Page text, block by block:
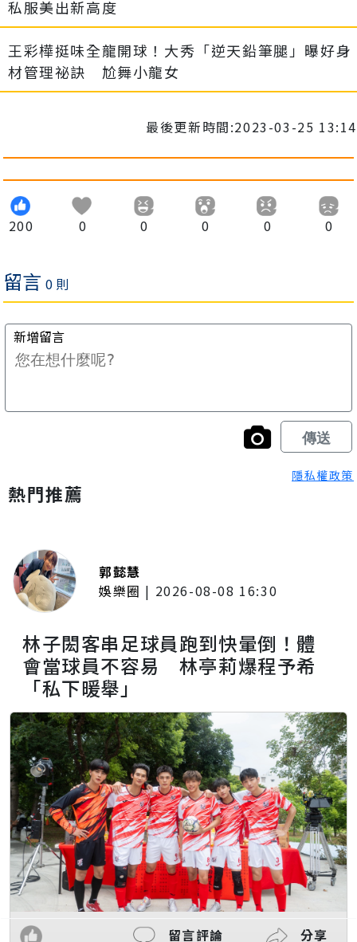
私服美出新高度
王彩樺挺味全龍開球！大秀「逆天鉛筆腿」曝好身
材管理祕訣 尬舞小龍女
最後更新時間:2023-03-25 13:14
200 0 0 0 0 0
隱私權政策
熱門推薦
郭懿慧
娛樂圈 | 2026-08-08 16:30
林子閎客串足球員跑到快暈倒！體
會當球員不容易 林亭莉爆程予希
「私下暖舉」
留言評論 分享